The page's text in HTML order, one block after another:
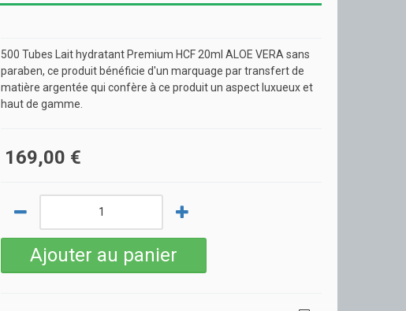
500 Tubes Lait hydratant Premium HCF 20ml ALOE VERA sans
paraben, ce produit bénéficie d'un marquage par transfert de
matière argentée qui confère à ce produit un aspect luxueux et
haut de gamme.
169,00 €